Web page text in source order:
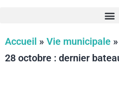
Accueil » Vie municipale »
28 octobre : dernier